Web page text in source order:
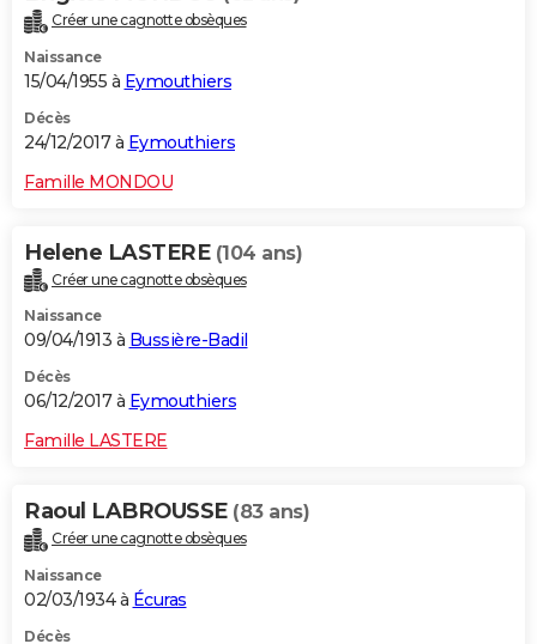
Créer une cagnotte obsèques
Naissance
15/04/1955 à Eymouthiers
Décès
24/12/2017 à Eymouthiers
Famille MONDOU
Helene LASTERE (104 ans)
Créer une cagnotte obsèques
Naissance
09/04/1913 à Bussière-Badil
Décès
06/12/2017 à Eymouthiers
Famille LASTERE
Raoul LABROUSSE (83 ans)
Créer une cagnotte obsèques
Naissance
02/03/1934 à Écuras
Décès